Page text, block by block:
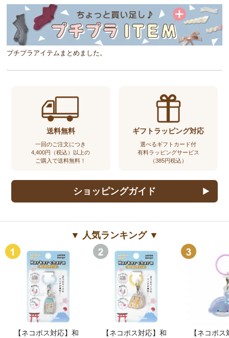
プチプラアイテムまとめました。
送料無料
一回のご注文につき
4,400円（税込）以上の
ご購入で送料無料！
ギフトラッピング対応
選べるギフトカード付
有料ラッピングサービス
（385円税込）
ショッピングガイド
▼ 人気ランキング ▼
【ネコポス対応】和
【ネコポス対応】和
【ネコポ